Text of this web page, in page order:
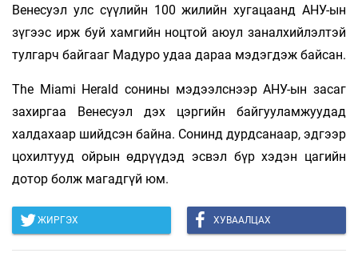
Венесуэл улс сүүлийн 100 жилийн хугацаанд АНУ-ын
зүгээс ирж буй хамгийн ноцтой аюул заналхийлэлтэй
тулгарч байгааг Мадуро удаа дараа мэдэгдэж байсан.
The Miami Herald сонины мэдээлснээр АНУ-ын засаг
захиргаа Венесуэл дэх цэргийн байгууламжуудад
халдахаар шийдсэн байна. Сонинд дурдсанаар, эдгээр
цохилтууд ойрын өдрүүдэд эсвэл бүр хэдэн цагийн
дотор болж магадгүй юм.
ЖИРГЭХ ХУВААЛЦАХ